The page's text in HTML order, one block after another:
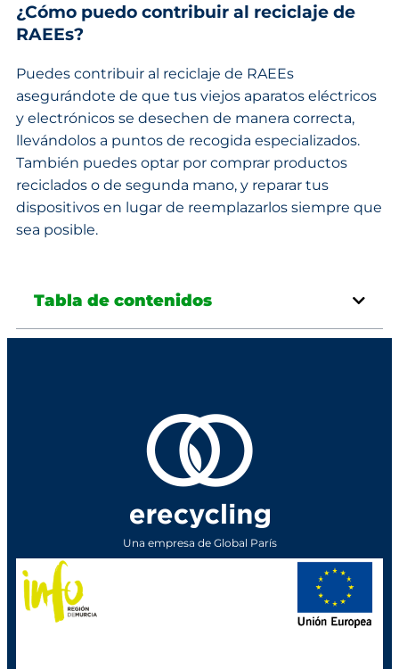
¿Cómo puedo contribuir al reciclaje de
RAEEs?
Puedes contribuir al reciclaje de RAEEs
asegurándote de que tus viejos aparatos eléctricos
y electrónicos se desechen de manera correcta,
llevándolos a puntos de recogida especializados.
También puedes optar por comprar productos
reciclados o de segunda mano, y reparar tus
dispositivos en lugar de reemplazarlos siempre que
sea posible.
Tabla de contenidos
Una empresa de Global París